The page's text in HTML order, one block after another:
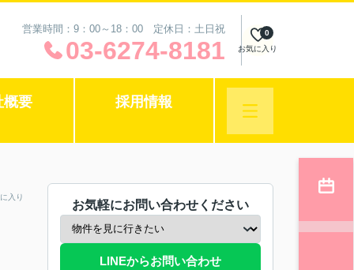
営業時間：9：00～18：00 定休日：土日祝
03-6274-8181 お気に入り
0
概要 採用情報
入り
お気軽にお問い合わせください
LINEからお問い合わせ